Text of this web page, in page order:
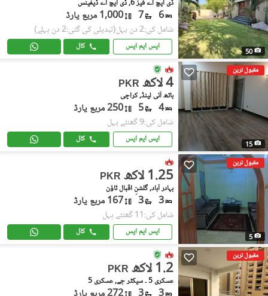
50
ڈی ایچ اے فیز 6, ڈی ایچ اے ڈیفینس
6
7 1,000 مربع یارڈ
شامل کی:2 دن پہل (تبدیلی کی گئی:2 دن پہلے)
ایس ایم ایس کال
مقبول ترین
15
PKR 4 لاکھ
باتھ آئی لینڈ, کراچی
4
5 250 مربع یارڈ
شامل کی:9 گھنٹے پہل
ایس ایم ایس کال
مقبول ترین
5
PKR 1.25 لاکھ
بہادر آباد, گلشنِ اقبال ٹاؤن
3
3 167 مربع یارڈ
شامل کی:11 گھنٹے پہل
ایس ایم ایس کال
مقبول ترین
PKR 1.2 لاکھ
عسکری 5 ۔ سیکٹر جے, عسکری 5